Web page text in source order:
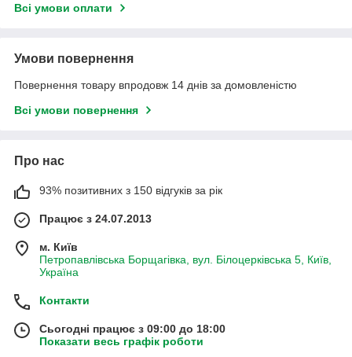
Всі умови оплати
Умови повернення
Повернення товару впродовж 14 днів за домовленістю
Всі умови повернення
Про нас
93% позитивних з 150 відгуків за рік
Працює з 24.07.2013
м. Київ
Петропавлівська Борщагівка, вул. Білоцерківська 5, Київ,
Україна
Контакти
Сьогодні працює з 09:00 до 18:00
Показати весь графік роботи